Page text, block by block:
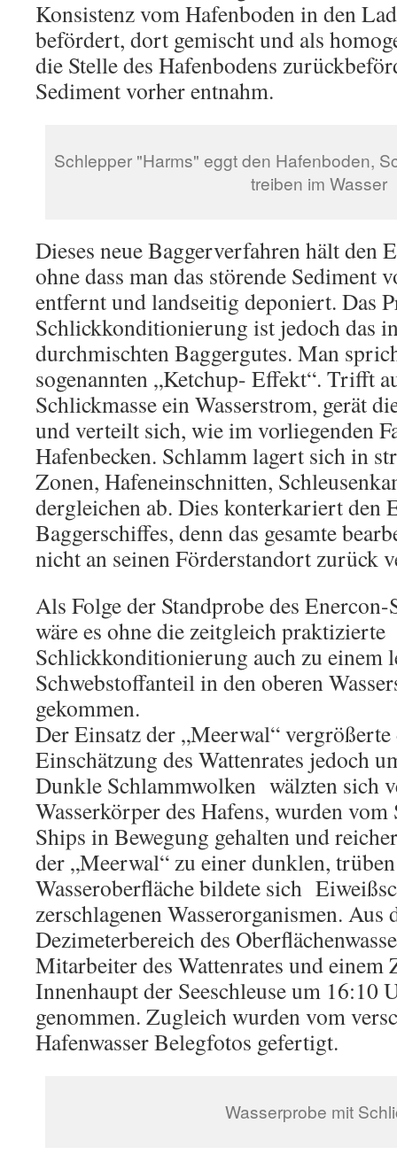
Konsistenz vom Hafenboden in den
befördert, dort gemischt und als
die Stelle des Hafenbodens
Sediment vorher entnahm.
Schlepper "Harms" eggt den Hafenboden,
treiben im Wasser
Dieses neue Baggerverfahren hält den
ohne dass man das störende Sediment
entfernt und landseitig deponiert. Das
Schlickkonditionierung ist jedoch das
durchmischten Baggergutes. Man
sogenannten „Ketchup- Effekt“. Trifft
Schlickmasse ein Wasserstrom, gerät
und verteilt sich, wie im vorliegenden
Hafenbecken. Schlamm lagert sich in
Zonen, Hafeneinschnitten,
dergleichen ab. Dies konterkariert den
Baggerschiffes, denn das gesamte
nicht an seinen Förderstandort zurück
Als Folge der Standprobe des
wäre es ohne die zeitgleich praktizierte
Schlickkonditionierung auch zu einem
Schwebstoffanteil in den oberen
gekommen.
Der Einsatz der „Meerwal“
Einschätzung des Wattenrates jedoch
Dunkle Schlammwolken wälzten sich
Wasserkörper des Hafens, wurden
Ships in Bewegung gehalten und
der „Meerwal“ zu einer dunklen,
Wasseroberfläche bildete sich
zerschlagenen Wasserorganismen. Aus
Dezimeterbereich des
Mitarbeiter des Wattenrates und einem
Innenhaupt der Seeschleuse um 16:10
genommen. Zugleich wurden vom
Hafenwasser Belegfotos gefertigt.
Wasserprobe mit